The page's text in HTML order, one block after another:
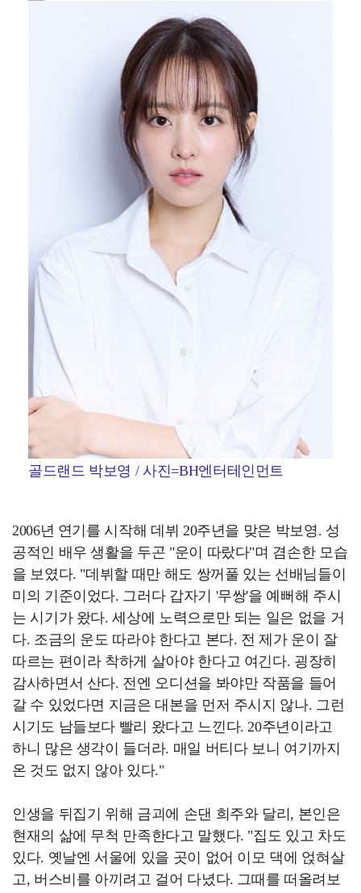
골드랜드 박보영 / 사진=BH엔터테인먼트
2006년 연기를 시작해 데뷔 20주년을 맞은 박보영. 성
공적인 배우 생활을 두곤 "운이 따랐다"며 겸손한 모습
을 보였다. "데뷔할 때만 해도 쌍꺼풀 있는 선배님들이
미의 기준이었다. 그러다 갑자기 '무쌍'을 예뻐해 주시
는 시기가 왔다. 세상에 노력으로만 되는 일은 없을 거
다. 조금의 운도 따라야 한다고 본다. 전 제가 운이 잘
따르는 편이라 착하게 살아야 한다고 여긴다. 굉장히
감사하면서 산다. 전엔 오디션을 봐야만 작품을 들어
갈 수 있었다면 지금은 대본을 먼저 주시지 않나. 그런
시기도 남들보다 빨리 왔다고 느낀다. 20주년이라고
하니 많은 생각이 들더라. 매일 버티다 보니 여기까지
온 것도 없지 않아 있다."
인생을 뒤집기 위해 금괴에 손댄 희주와 달리, 본인은
현재의 삶에 무척 만족한다고 말했다. "집도 있고 차도
있다. 옛날엔 서울에 있을 곳이 없어 이모 댁에 얹혀살
고, 버스비를 아끼려고 걸어 다녔다. 그때를 떠올려보